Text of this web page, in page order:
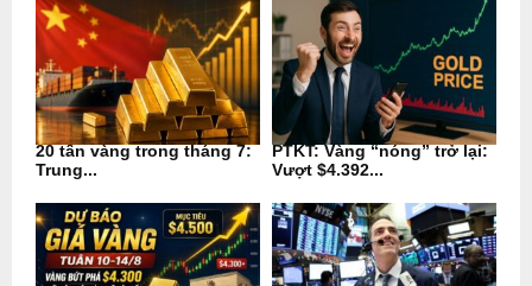
20 tấn vàng trong tháng 7:
Trung...
PTKT: Vàng “nóng” trở lại:
Vượt $4.392...